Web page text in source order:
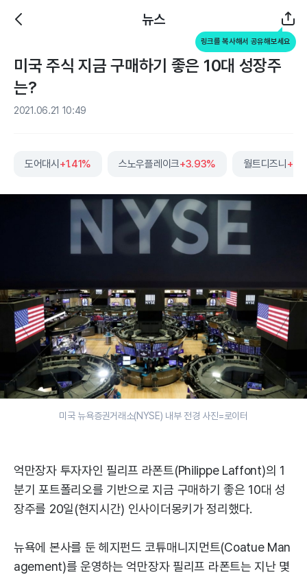
뉴스
링크를 복사해서 공유해보세요
미국 주식 지금 구매하기 좋은 10대 성장주
는?
2021.06.21 10:49
도어대시 +1.41% 스노우플레이크+3.93% 월트디즈니
미국 뉴욕증권거래소(NYSE) 내부 전경 사진=로이터
억만장자 투자자인 필리프 라폰트(Philippe Laffont)의 1
분기 포트폴리오를 기반으로 지금 구매하기 좋은 10대 성
장주를 20일(현지시간) 인사이더몽키가 정리했다.
뉴욕에 본사를 둔 헤지펀드 코튜매니지먼트(Coatue Man
agement)를 운영하는 억만장자 필리프 라폰트는 지난 몇